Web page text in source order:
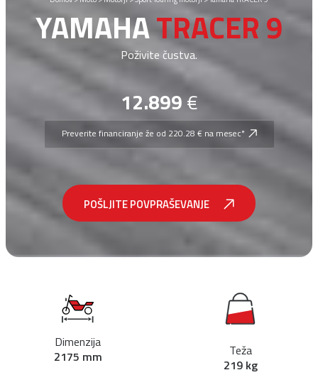
YAMAHATRACER 9
Poživite čustva.
12.899€
Preverite financiranje že od 220.28 € na mesec*
POŠLJITE POVPRAŠEVANJE
Dimenzija
2175 mm
Teža
219 kg